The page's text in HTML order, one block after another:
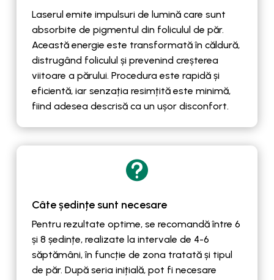
Laserul emite impulsuri de lumină care sunt
absorbite de pigmentul din foliculul de păr.
Această energie este transformată în căldură,
distrugând foliculul și prevenind creșterea
viitoare a părului. Procedura este rapidă și
eficientă, iar senzația resimțită este minimă,
fiind adesea descrisă ca un ușor disconfort.

Câte ședințe sunt necesare
Pentru rezultate optime, se recomandă între 6
și 8 ședințe, realizate la intervale de 4-6
săptămâni, în funcție de zona tratată și tipul
de păr. După seria inițială, pot fi necesare